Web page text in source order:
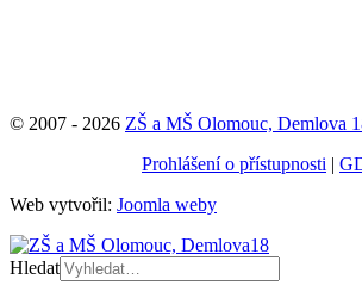
© 2007 - 2026 ZŠ a MŠ Olomouc, Demlova
Prohlášení o přístupnosti |
Web vytvořil: Joomla weby
Hledat